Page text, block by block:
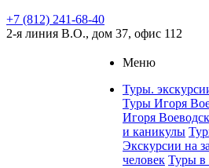
+7 (812) 241-68-40
2-я линия В.О., дом 37, офис 112
Меню
Туры.
Туры Игоря
Игоря
и каникулы
Экскурсии на
человек Туры в